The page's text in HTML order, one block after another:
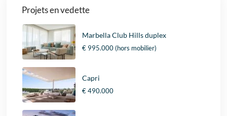
Projets en vedette
Marbella Club Hills duplex
€ 995.000(hors mobilier)
Capri
€ 490.000